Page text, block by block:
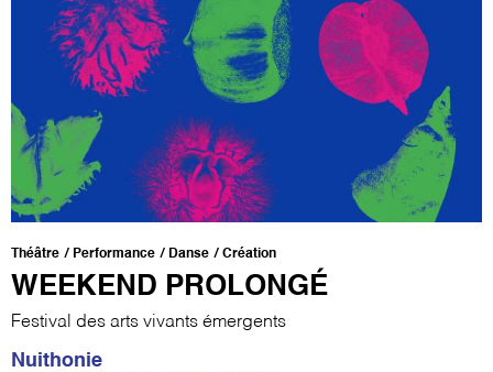
Théâtre Performance Danse Création
WEEKEND PROLONGÉ
Festival des arts vivants émergents
Nuithonie